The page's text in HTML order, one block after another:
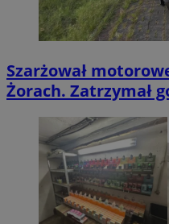
Szarżował
Żorach. Zatrzymał